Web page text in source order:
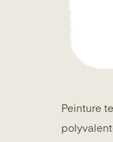
Peinture